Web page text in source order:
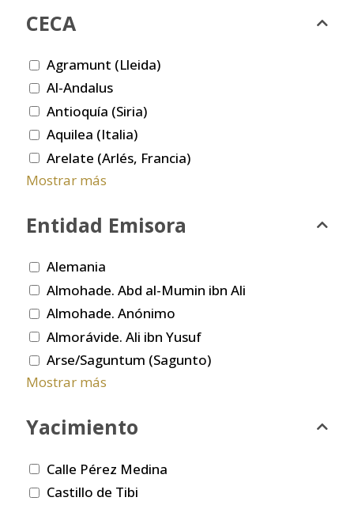
CECA
Agramunt (Lleida)
Al-Andalus
Antioquía (Siria)
Aquilea (Italia)
Arelate (Arlés, Francia)
Mostrar más
Entidad Emisora
Alemania
Almohade. Abd al-Mumin ibn Ali
Almohade. Anónimo
Almorávide. Ali ibn Yusuf
Arse/Saguntum (Sagunto)
Mostrar más
Yacimiento
Calle Pérez Medina
Castillo de Tibi